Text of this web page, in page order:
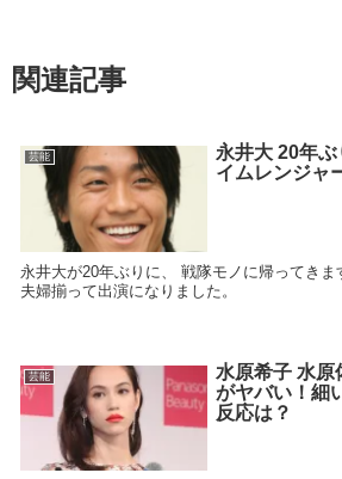
関連記事
芸能
永井大 20年
イムレンジャ
永井大が20年ぶりに、 戦隊モノに帰ってき
夫婦揃って出演になりました。
芸能
水原希子 水
がヤバい！細
反応は？